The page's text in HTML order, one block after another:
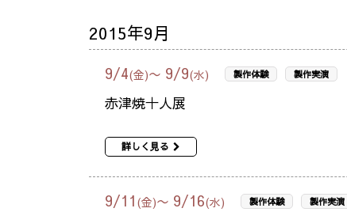
2015年9月
9/4(金)〜 9/9(水) 製作体験 製作実演
赤津焼十人展
詳しく見る
9/11 (金)〜 9/16(水) 製作体験 製作実演